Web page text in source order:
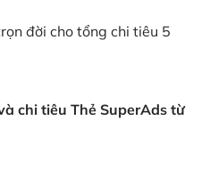
đời cho tổng chi tiêu 5
chi tiêu Thẻ SuperAds từ